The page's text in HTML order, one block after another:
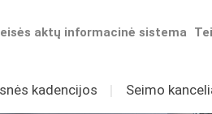
aktų informacinė sistema
kadencijos I Seimo